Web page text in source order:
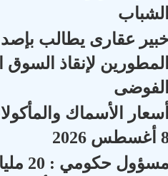
عقارى يطالب
لإنقاذ السوق
الأسماك
2026
مسؤول